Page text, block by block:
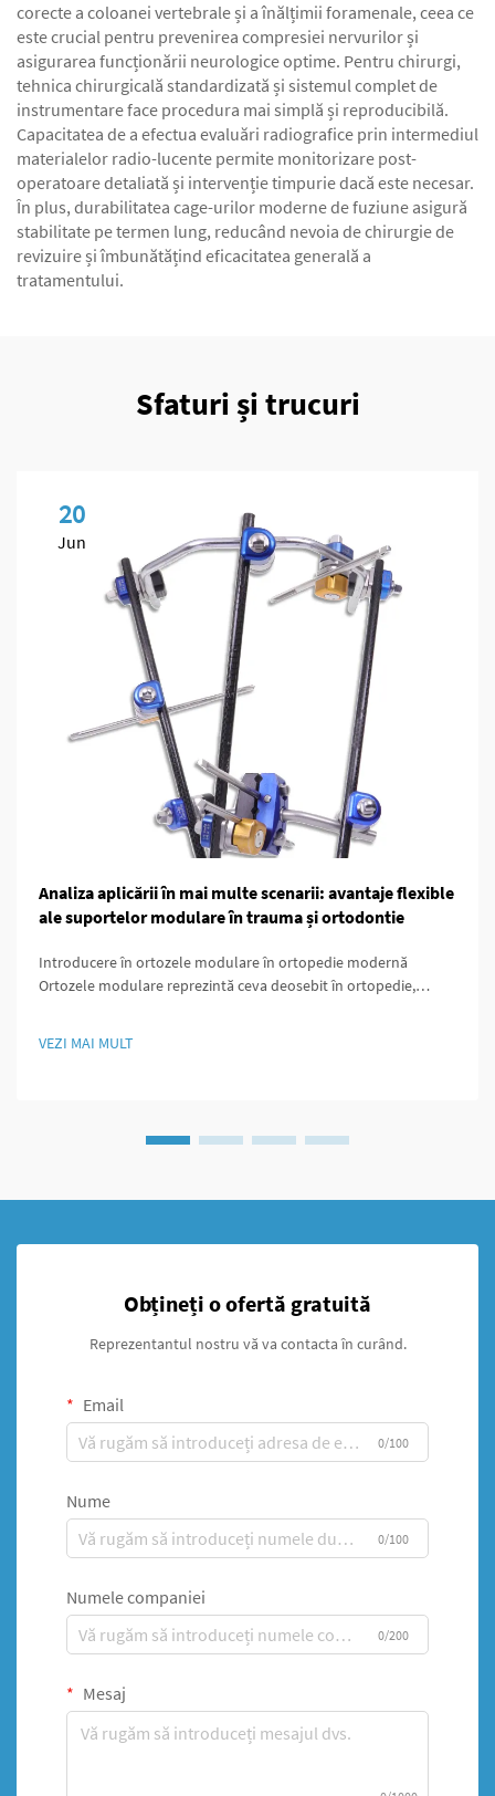
corecte a coloanei vertebrale și a înălțimii foramenale, ceea ce
este crucial pentru prevenirea compresiei nervurilor și
asigurarea funcționării neurologice optime. Pentru chirurgi,
tehnica chirurgicală standardizată și sistemul complet de
instrumentare face procedura mai simplă și reproducibilă.
Capacitatea de a efectua evaluări radiografice prin intermediul
materialelor radio-lucente permite monitorizare post-
operatoare detaliată și intervenție timpurie dacă este necesar.
În plus, durabilitatea cage-urilor moderne de fuziune asigură
stabilitate pe termen lung, reducând nevoia de chirurgie de
revizuire și îmbunătățind eficacitatea generală a
tratamentului.
Sfaturi și trucuri
20
Jun
Analiza aplicării în mai multe scenarii: avantaje flexible
ale suportelor modulare în trauma și ortodontie
Introducere în ortozele modulare în ortopedie modernă
Ortozele modulare reprezintă ceva deosebit în ortopedie,
Ceea ce face aceste ortoze să iasă în evidență este...
VEZI MAI MULT
Obțineți o ofertă gratuită
Reprezentantul nostru vă va contacta în curând.
Email
0/100
Nume
0/100
Numele companiei
0/200
Mesaj